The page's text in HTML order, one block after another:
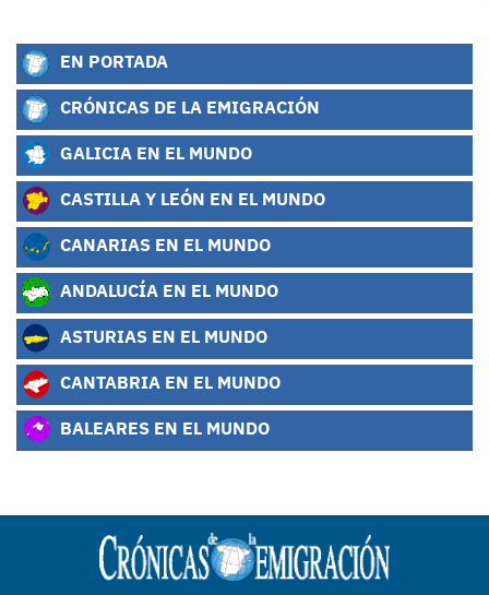
EN PORTADA
CRÓNICAS DE LA EMIGRACIÓN
GALICIA EN EL MUNDO
CASTILLA Y LEÓN EN EL MUNDO
CANARIAS EN EL MUNDO
ANDALUCÍA EN EL MUNDO
ASTURIAS EN EL MUNDO
CANTABRIA EN EL MUNDO
BALEARES EN EL MUNDO